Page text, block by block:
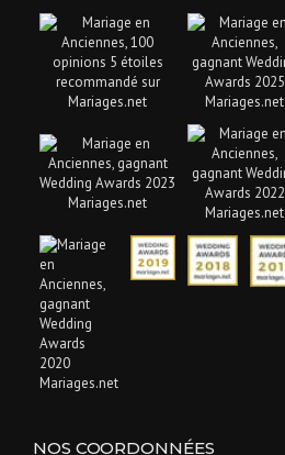
NOS COORDONNÉES